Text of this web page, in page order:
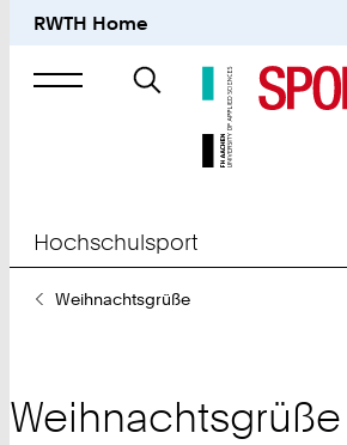
RWTH Home
Suche
nach
Hochschulsport
SieWeihnachtsgrüße
Weihnachtsgrüße